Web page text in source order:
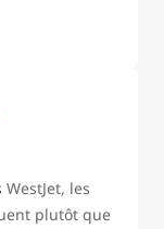
les
plutôt que